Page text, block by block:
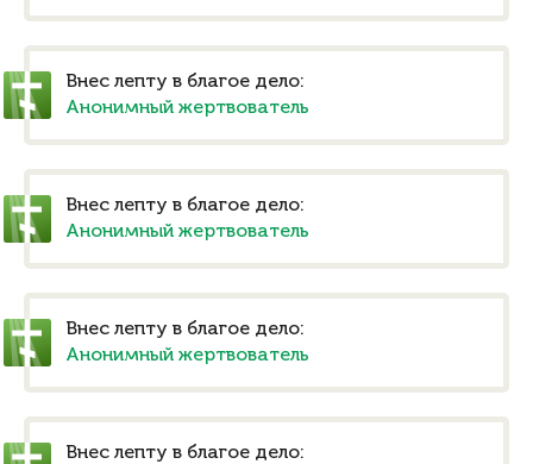
Внес лепту в благое дело:
Анонимный жертвователь
Внес лепту в благое дело:
Анонимный жертвователь
Внес лепту в благое дело:
Анонимный жертвователь
Внес лепту в благое дело: